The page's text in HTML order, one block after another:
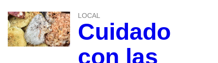
LOCAL
Cuidado
con las